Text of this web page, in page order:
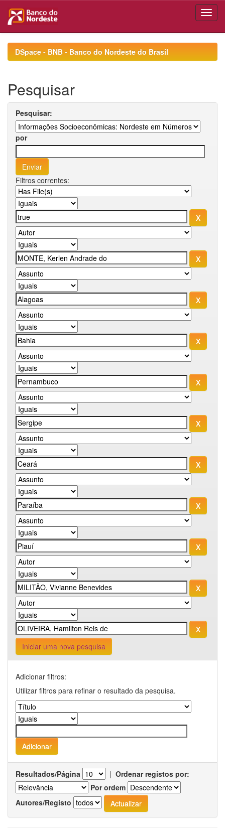
navigationDSpace - BNB - Banco do Nordeste do Brasil
Pesquisar
Pesquisar:
por
Filtros correntes:
Iniciar uma nova pesquisa
Adicionar filtros:
Utilizar filtros para refinar o resultado da pesquisa.
Resultados/Página | Ordenar registos por:
Por ordem
Autores/Registo